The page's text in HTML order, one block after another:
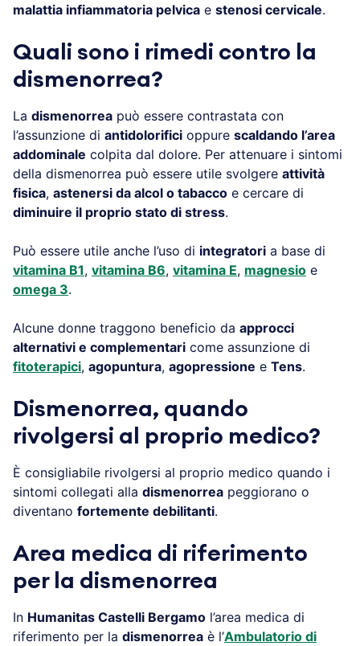
malattia infiammatoria pelvica e stenosi cervicale.
Quali sono i rimedi contro la
dismenorrea?
La dismenorrea può essere contrastata con
l’assunzione di antidolorifici oppure scaldando l’area
addominale colpita dal dolore. Per attenuare i sintomi
della dismenorrea può essere utile svolgere attività
fisica, astenersi da alcol o tabacco e cercare di
diminuire il proprio stato di stress.
Può essere utile anche l’uso di integratori a base di
vitamina B1, vitamina B6, vitamina E, magnesio e
omega 3.
Alcune donne traggono beneficio da approcci
alternativi e complementari come assunzione di
fitoterapici, agopuntura, agopressione e Tens.
Dismenorrea, quando
rivolgersi al proprio medico?
È consigliabile rivolgersi al proprio medico quando i
sintomi collegati alla dismenorrea peggiorano o
diventano fortemente debilitanti.
Area medica di riferimento
per la dismenorrea
In Humanitas Castelli Bergamo l’area medica di
riferimento per la dismenorrea è l’Ambulatorio di